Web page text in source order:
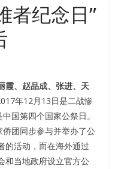
者纪念日”
霞、赵品成、张进、天
年12月13日是二战惨
国第四个国家公祭日。
团同步参与并举办了公
的活动，而在海外通过
和当地政府设立官方公